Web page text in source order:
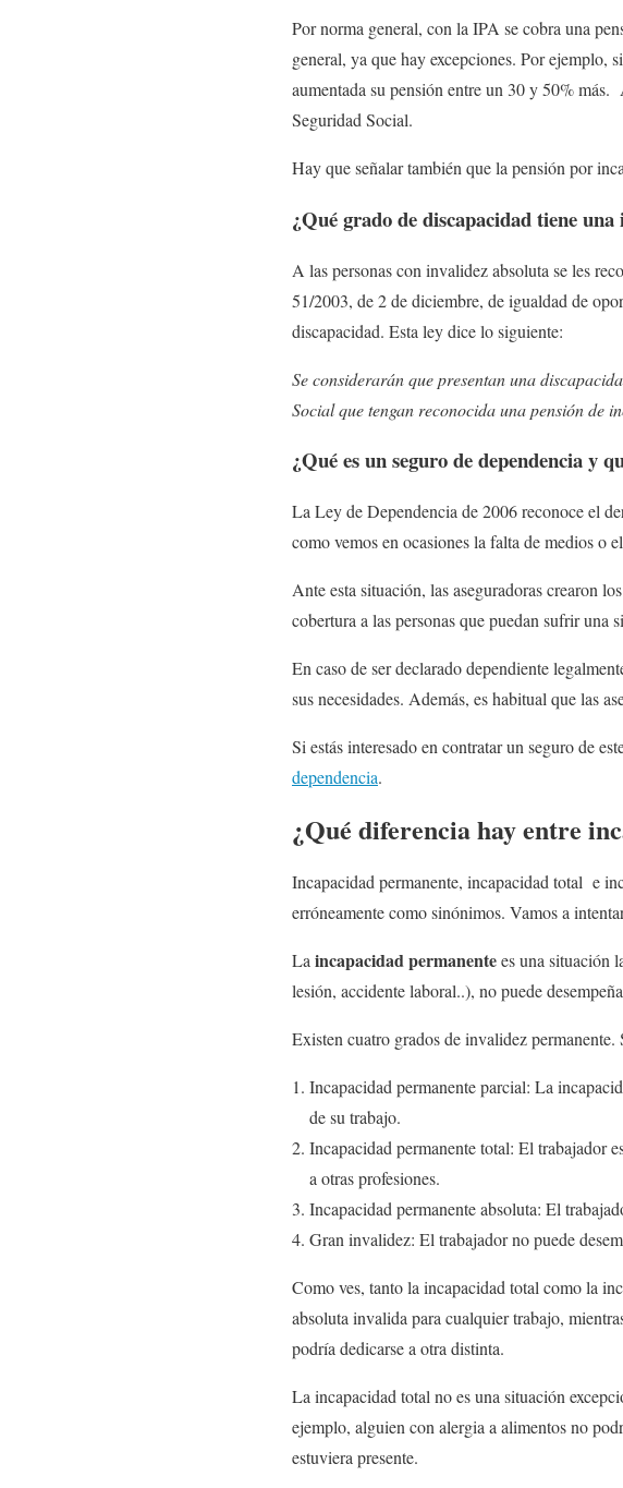
Por norma general, con la IPA se cobra una
general, ya que hay excepciones. Por ejemplo,
aumentada su pensión entre un 30 y 50%
Seguridad Social.
Hay que señalar también que la pensión por
¿Qué grado de discapacidad tiene
A las personas con invalidez absoluta se les
51/2003, de 2 de diciembre, de igualdad de
discapacidad. Esta ley dice lo siguiente:
Se considerarán que presentan una
Social que tengan reconocida una pensión de
¿Qué es un seguro de dependencia y
La Ley de Dependencia de 2006 reconoce el
como vemos en ocasiones la falta de medios o
Ante esta situación, las aseguradoras crearon
cobertura a las personas que puedan sufrir una
En caso de ser declarado dependiente
sus necesidades. Además, es habitual que las
Si estás interesado en contratar un seguro de
dependencia.
¿Qué diferencia hay entre
Incapacidad permanente, incapacidad total e
erróneamente como sinónimos. Vamos a
La incapacidad permanentees una situación
lesión, accidente laboral..), no puede
Existen cuatro grados de invalidez
Incapacidad permanente parcial: La
de su trabajo.
Incapacidad permanente total: El trabajador
a otras profesiones.
Incapacidad permanente absoluta: El
Gran invalidez: El trabajador no puede
Como ves, tanto la incapacidad total como la
absoluta invalida para cualquier trabajo,
podría dedicarse a otra distinta.
La incapacidad total no es una situación
ejemplo, alguien con alergia a alimentos no
estuviera presente.